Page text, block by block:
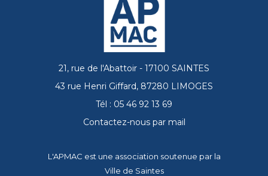
21, rue de l'Abattoir - 17100 SAINTES
43 rue Henri Giffard, 87280 LIMOGES
Tél : 05 46 92 13 69
Contactez-nous par mail
L'APMAC est une association soutenue par la
Ville de Saintes